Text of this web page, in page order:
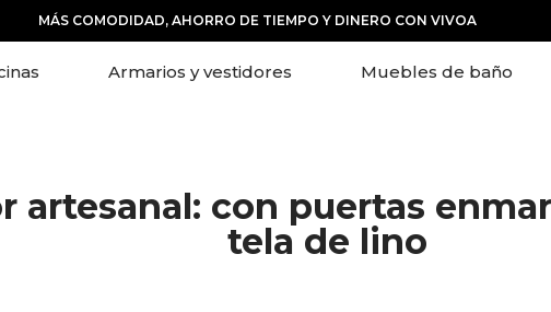
MÁS COMODIDAD, AHORRO DE TIEMPO Y DINERO CON VIVOA
Armarios y vestidores Muebles de baño
artesanal: con puertas
tela de lino